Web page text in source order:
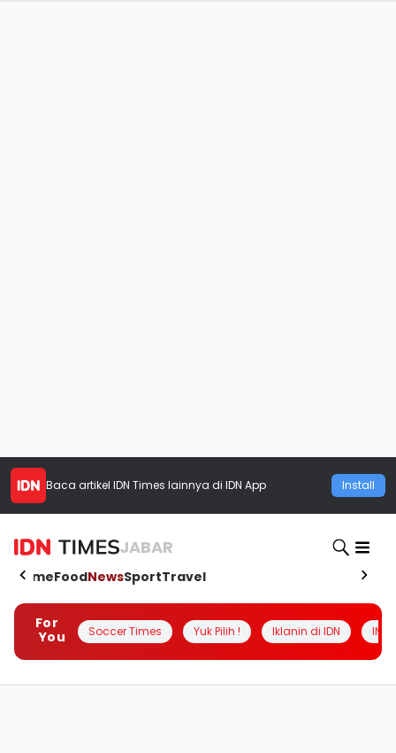
Baca artikel IDN Times lainnya di IDN App Install
JABAR
HomeFoodNewsSportTravel
For
You
Soccer Times Yuk Pilih ! Iklanin di IDN